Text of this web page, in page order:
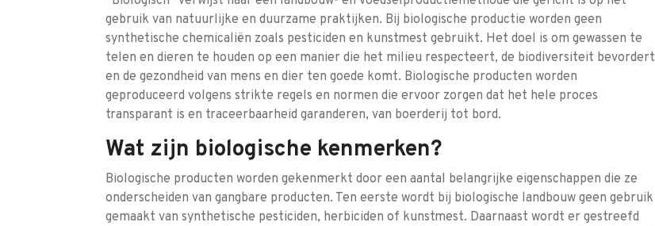
gebruik van natuurlijke en duurzame praktijken. Bij biologische productie worden geen
synthetische chemicaliën zoals pesticiden en kunstmest gebruikt. Het doel is om gewassen te
telen en dieren te houden op een manier die het milieu respecteert, de biodiversiteit bevordert
en de gezondheid van mens en dier ten goede komt. Biologische producten worden
geproduceerd volgens strikte regels en normen die ervoor zorgen dat het hele proces
transparant is en traceerbaarheid garanderen, van boerderij tot bord.
Wat zijn biologische kenmerken?
Biologische producten worden gekenmerkt door een aantal belangrijke eigenschappen die ze
onderscheiden van gangbare producten. Ten eerste wordt bij biologische landbouw geen gebruik
gemaakt van synthetische pesticiden, herbiciden of kunstmest. Daarnaast wordt er gestreefd